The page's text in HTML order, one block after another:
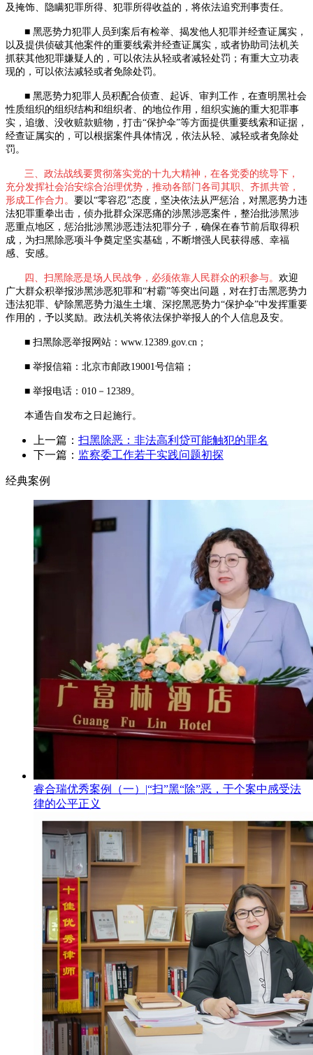
及掩饰、隐瞒犯罪所得、犯罪所得收益的，将依法追究刑事责任。
■ 黑恶势力犯罪人员到案后有检举、揭发他人犯罪并经查证属实，
以及提供侦破其他案件的重要线索并经查证属实，或者协助司法机关
抓获其他犯罪嫌疑人的，可以依法从轻或者减轻处罚；有重大立功表
现的，可以依法减轻或者免除处罚。
■ 黑恶势力犯罪人员积配合侦查、起诉、审判工作，在查明黑社会
性质组织的组织结构和组织者、的地位作用，组织实施的重大犯罪事
实，追缴、没收赃款赃物，打击“保护伞”等方面提供重要线索和证据，
经查证属实的，可以根据案件具体情况，依法从轻、减轻或者免除处
罚。
三、政法战线要贯彻落实党的十九大精神，在各党委的统导下，
充分发挥社会治安综合治理优势，推动各部门各司其职、齐抓共管，
形成工作合力。 要以“零容忍”态度，坚决依法从严惩治，对黑恶势力违
法犯罪重拳出击，侦办批群众深恶痛的涉黑涉恶案件，整治批涉黑涉
恶重点地区，惩治批涉黑涉恶违法犯罪分子，确保在春节前后取得积
成，为扫黑除恶项斗争奠定坚实基础，不断增强人民获得感、幸福
感、安感。
四、扫黑除恶是场人民战争，必须依靠人民群众的积参与。 欢迎
广大群众积举报涉黑涉恶犯罪和“村霸”等突出问题，对在打击黑恶势力
违法犯罪、铲除黑恶势力滋生土壤、深挖黑恶势力“保护伞”中发挥重要
作用的，予以奖励。政法机关将依法保护举报人的个人信息及安。
■ 扫黑除恶举报网站： www.12389.gov.cn ；
■ 举报信箱：北京市邮政19001 号信箱；
■ 举报电话： 010－ 12389。
本通告自发布之日起施行。
上一篇： 扫黑除恶：非法高利贷可能触犯的罪名
下一篇： 监察委工作若干实践问题初探
经典案例
睿合瑞优秀案例（一）|“扫”黑“除”恶，于个案中感受法
律的公平正义